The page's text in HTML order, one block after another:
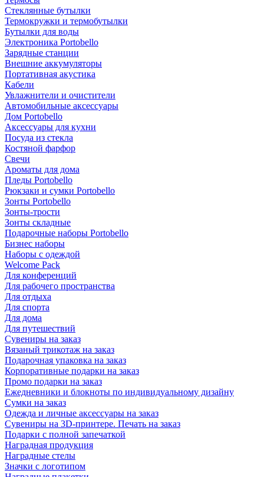
Стеклянные бутылки
Термокружки и термобутылки
Бутылки для воды
Электроника Portobello
Зарядные станции
Внешние аккумуляторы
Портативная акустика
Кабели
Увлажнители и очистители
Автомобильные аксессуары
Дом Portobello
Аксессуары для кухни
Посуда из стекла
Костяной фарфор
Свечи
Ароматы для дома
Пледы Portobello
Рюкзаки и сумки Portobello
Зонты Portobello
Зонты-трости
Зонты складные
Подарочные наборы Portobello
Бизнес наборы
Наборы с одеждой
Welcome Pack
Для конференций
Для рабочего пространства
Для отдыха
Для спорта
Для дома
Для путешествий
Сувениры на заказ
Вязаный трикотаж на заказ
Подарочная упаковка на заказ
Корпоративные подарки на заказ
Промо подарки на заказ
Ежедневники и блокноты по индивидуальному дизайну
Сумки на заказ
Одежда и личные аксессуары на заказ
Сувениры на 3D-принтере. Печать на заказ
Подарки с полной запечаткой
Наградная продукция
Наградные стелы
Значки с логотипом